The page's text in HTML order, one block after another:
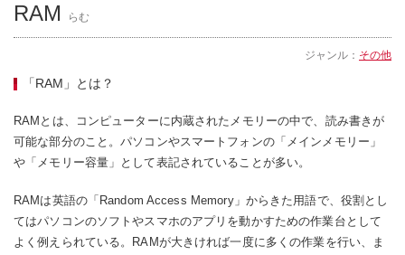
RAM らむ
ジャンル： その他
「RAM」とは？
RAMとは、コンピューターに内蔵されたメモリーの中で、読み書きが
可能な部分のこと。パソコンやスマートフォンの「メインメモリー」
や「メモリー容量」として表記されていることが多い。
RAMは英語の「Random Access Memory」からきた用語で、役割とし
てはパソコンのソフトやスマホのアプリを動かすための作業台として
よく例えられている。RAMが大きければ一度に多くの作業を行い、ま